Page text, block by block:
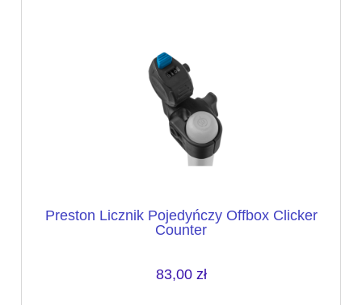
Preston Licznik Pojedyńczy Offbox Clicker
Counter
83,00 zł